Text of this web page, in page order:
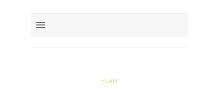
FLAN